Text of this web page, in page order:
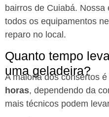
bairros de Cuiabá. Nossa
todos os equipamentos
reparo no local.
Quanto tempo
uma geladeira?
A maioria dos consertos
horas, dependendo da
mais técnicos podem